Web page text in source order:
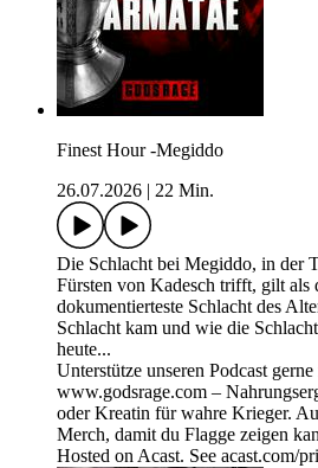
Finest Hour -Megiddo
26.07.2026
22 Min.
Die Schlacht bei Megiddo, in der
Fürsten von Kadesch trifft, gilt als
dokumentierteste Schlacht des
Schlacht kam und wie die
heute...
Unterstütze unseren Podcast
www.godsrage.com –
oder Kreatin für wahre Krieger.
Merch, damit du Flagge zeigen
Hosted on Acast. See acast.com/